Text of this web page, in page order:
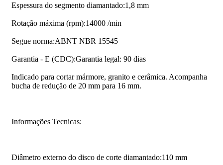
Espessura do segmento diamantado:1,8 mm
Rotação máxima (rpm):14000 /min
Segue norma:ABNT NBR 15545
Garantia - E (CDC):Garantia legal: 90 dias
Indicado para cortar mármore, granito e cerâmica. Acompanha
bucha de redução de 20 mm para 16 mm.
Informações Tecnicas:
Diâmetro externo do disco de corte diamantado:110 mm